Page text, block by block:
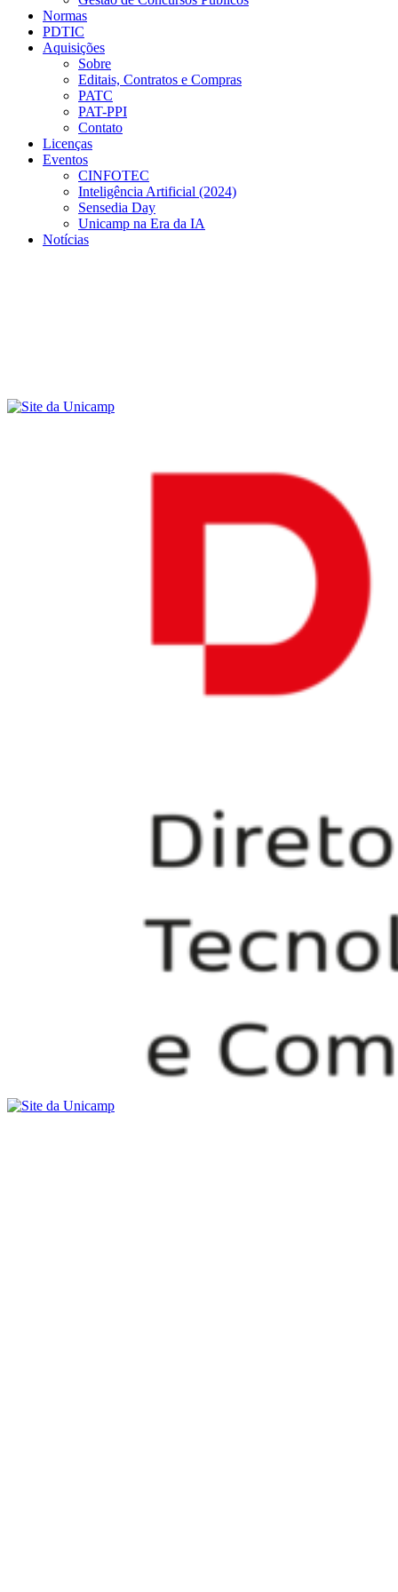
Normas
PDTIC
Aquisições
Sobre
Editais, Contratos e Compras
PATC
PAT-PPI
Contato
Licenças
Eventos
CINFOTEC
Inteligência Artificial (2024)
Sensedia Day
Unicamp na Era da IA
Notícias